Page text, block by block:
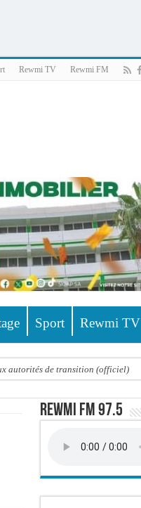
Rewmi TV Rewmi FM
Sport Rewmi TV
autorités de transition (officiel)
sur de jeunes élèves
Rewmi FM 97.5